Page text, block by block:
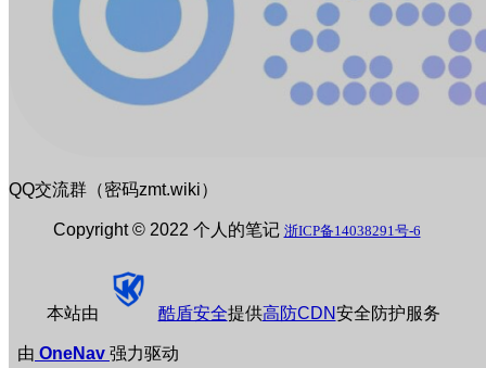
QQ交流群（密码zmt.wiki）
Copyright © 2022 个人的笔记 浙ICP备14038291号-6
本站由 酷盾安全提供高防CDN安全防护服务
由 OneNav 强力驱动